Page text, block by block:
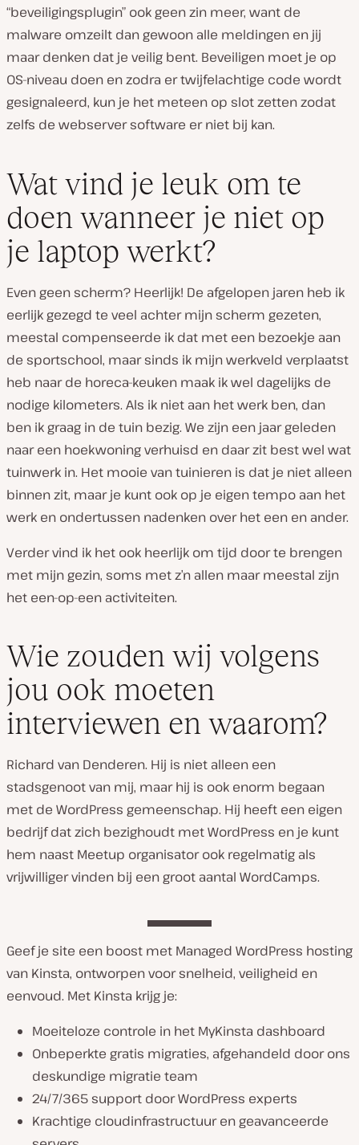
“beveiligingsplugin” ook geen zin meer, want de
malware omzeilt dan gewoon alle meldingen en jij
maar denken dat je veilig bent. Beveiligen moet je op
OS-niveau doen en zodra er twijfelachtige code wordt
gesignaleerd, kun je het meteen op slot zetten zodat
zelfs de webserver software er niet bij kan.
Wat vind je leuk om te
doen wanneer je niet op
je laptop werkt?
Even geen scherm? Heerlijk! De afgelopen jaren heb ik
eerlijk gezegd te veel achter mijn scherm gezeten,
meestal compenseerde ik dat met een bezoekje aan
de sportschool, maar sinds ik mijn werkveld verplaatst
heb naar de horeca-keuken maak ik wel dagelijks de
nodige kilometers. Als ik niet aan het werk ben, dan
ben ik graag in de tuin bezig. We zijn een jaar geleden
naar een hoekwoning verhuisd en daar zit best wel wat
tuinwerk in. Het mooie van tuinieren is dat je niet alleen
binnen zit, maar je kunt ook op je eigen tempo aan het
werk en ondertussen nadenken over het een en ander.
Verder vind ik het ook heerlijk om tijd door te brengen
met mijn gezin, soms met z’n allen maar meestal zijn
het een-op-een activiteiten.
Wie zouden wij volgens
jou ook moeten
interviewen en waarom?
Richard van Denderen. Hij is niet alleen een
stadsgenoot van mij, maar hij is ook enorm begaan
met de WordPress gemeenschap. Hij heeft een eigen
bedrijf dat zich bezighoudt met WordPress en je kunt
hem naast Meetup organisator ook regelmatig als
vrijwilliger vinden bij een groot aantal WordCamps.
Geef je site een boost met Managed WordPress hosting
van Kinsta, ontworpen voor snelheid, veiligheid en
eenvoud. Met Kinsta krijg je:
Moeiteloze controle in het MyKinsta dashboard
Onbeperkte gratis migraties, afgehandeld door ons
deskundige migratie team
24/7/365 support door WordPress experts
Krachtige cloudinfrastructuur en geavanceerde